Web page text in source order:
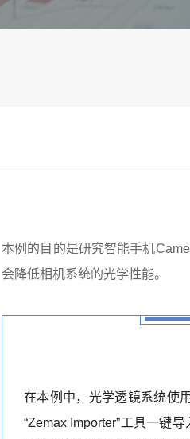
本例的目的是研究智能手机
会降低相机系统的光学性能。
在本例中，光学透镜系统使
“Zemax Importer”工具一键